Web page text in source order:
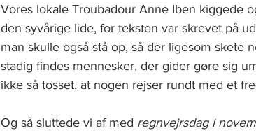
Vores lokale Troubadour Anne Iben kiggede
den syvårige lide, for teksten var skrevet på
man skulle også stå op, så der ligesom skete
stadig findes mennesker, der gider gøre sig
ikke så tosset, at nogen rejser rundt med et
Og så sluttede vi af med regnvejrsdag i